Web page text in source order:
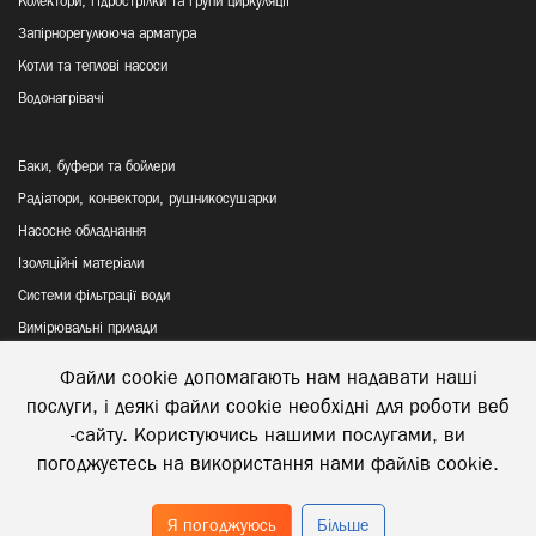
Файли cookie допомагають нам надавати наші
послуги, і деякі файли cookie необхідні для роботи веб
-сайту. Користуючись нашими послугами, ви
погоджуєтесь на використання нами файлів cookie.
Я погоджуюсь Більше
Колектори, гідрострілки та групи циркуляції
Запірнорегулююча арматура
Котли та теплові насоси
Водонагрівачі
Баки, буфери та бойлери
Радіатори, конвектори, рушникосушарки
Насосне обладнання
Ізоляційні матеріали
Системи фільтрації води
Вимірювальні прилади
Політика конфіденційності
Відправка та повернення товару